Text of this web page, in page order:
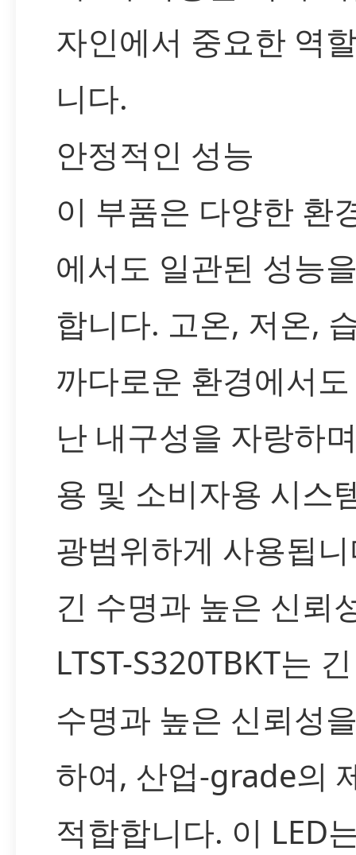
자인에서 중요한 역
니다.
안정적인 성능
이 부품은 다양한 환
에서도 일관된 성능
합니다. 고온, 저온,
까다로운 환경에서
난 내구성을 자랑하
용 및 소비자용 시스
광범위하게 사용됩
긴 수명과 높은 신뢰
LTST-S320TBKT는
수명과 높은 신뢰성
하여, 산업-grade의
적합합니다. 이 LED